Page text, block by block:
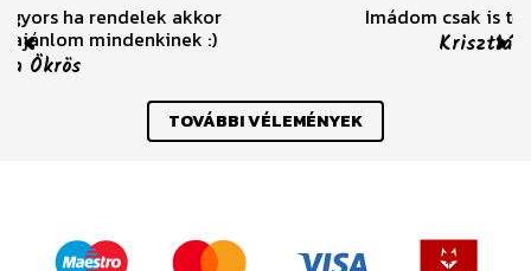
Imádom csak is tőlük rendelünk! :)
Krisztián Vécsei
Previous
TOVÁBBI VÉLEMÉNYEK